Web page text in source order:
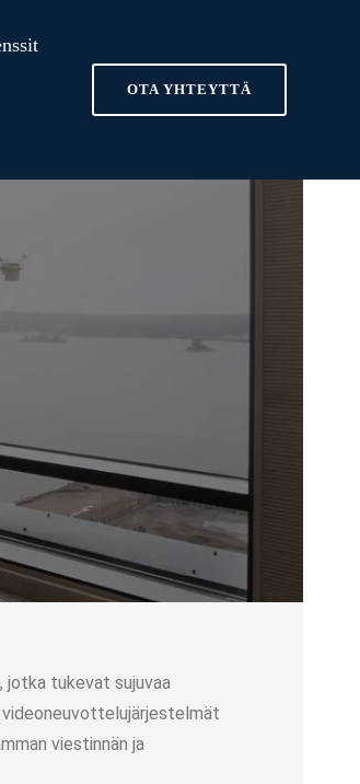
OTA YHTEYTTÄ
jotka tukevat sujuvaa
videoneuvottelujärjestelmät
viestinnän ja